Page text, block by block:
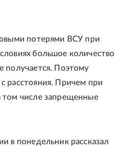
потерями ВСУ при
большое количество
получается. Поэтому
расстояния. Причем при
том числе запрещенные
в понедельник рассказал